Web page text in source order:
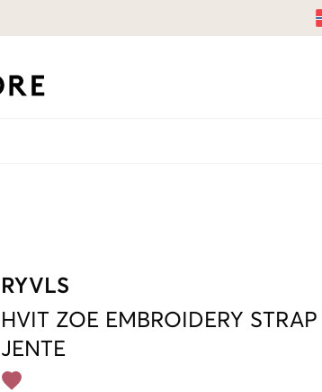
RYVLS
HVIT ZOE EMBROIDERY
JENTE